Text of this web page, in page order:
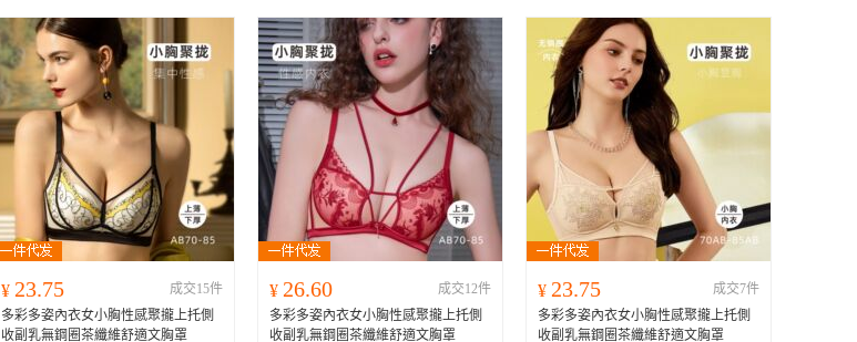
¥ 23.75
成交15件
多彩多姿內衣女小胸性感聚攏上托側
收副乳無鋼圈茶纖維舒適文胸罩
¥ 26.60
成交12件
多彩多姿內衣女小胸性感聚攏上托側
收副乳無鋼圈茶纖維舒適文胸罩
¥ 23.75
成交7件
多彩多姿內衣女小胸性感聚攏上托側
收副乳無鋼圈茶纖維舒適文胸罩